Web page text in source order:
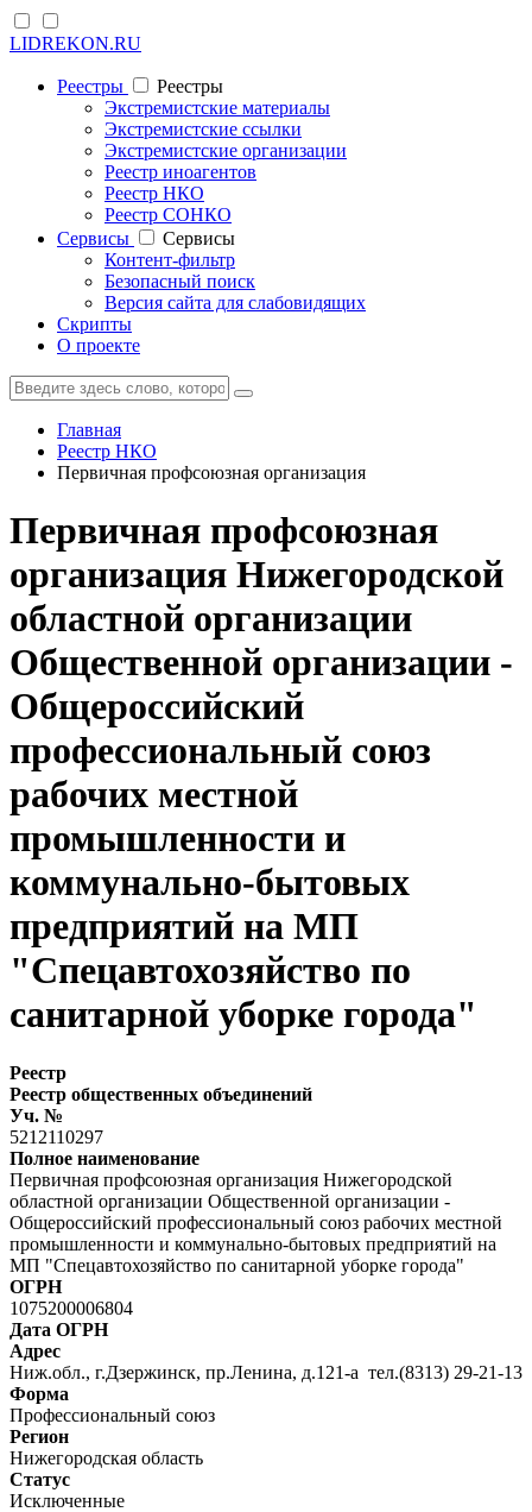
LIDREKON.RU
Реестры
Реестры
Экстремистские материалы
Экстремистские ссылки
Экстремистские организации
Реестр иноагентов
Реестр НКО
Реестр СОНКО
Cервисы
Cервисы
Контент-фильтр
Безопасный поиск
Версия сайта для слабовидящих
Скрипты
О проекте
Главная
Реестр НКО
Первичная профсоюзная организация
Первичная профсоюзная
организация Нижегородской
областной организации
Общественной организации -
Общероссийский
профессиональный союз
рабочих местной
промышленности и
коммунально-бытовых
предприятий на МП
"Спецавтохозяйство по
санитарной уборке города"
Реестр
Реестр общественных объединений
Уч. №
5212110297
Полное наименование
Первичная профсоюзная организация Нижегородской
областной организации Общественной организации -
Общероссийский профессиональный союз рабочих местной
промышленности и коммунально-бытовых предприятий на
МП "Спецавтохозяйство по санитарной уборке города"
ОГРН
1075200006804
Дата ОГРН
Адрес
Ниж.обл., г.Дзержинск, пр.Ленина, д.121-а тел.(8313) 29-21-13
Форма
Профессиональный союз
Регион
Нижегородская область
Статус
Исключенные